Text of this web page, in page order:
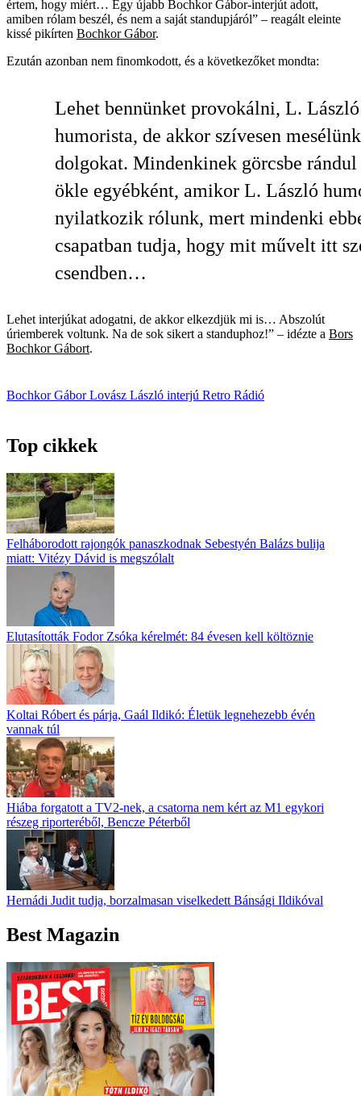
értem, hogy miért… Egy újabb Bochkor Gábor-interjút adott,
amiben rólam beszél, és nem a saját standupjáról” – reagált eleinte
kissé pikírten Bochkor Gábor.
Ezután azonban nem finomkodott, és a következőket mondta:
Lehet bennünket provokálni, L. László
humorista, de akkor szívesen mesélünk
dolgokat. Mindenkinek görcsbe rándul
ökle egyébként, amikor L. László
nyilatkozik rólunk, mert mindenki
csapatban tudja, hogy mit művelt itt
csendben…
Lehet interjúkat adogatni, de akkor elkezdjük mi is… Abszolút
úriemberek voltunk. Na de sok sikert a standuphoz!” – idézte a Bors
Bochkor Gábort.
Bochkor GáborLovász László interjú Retro Rádió
Top cikkek
Felháborodott rajongók panaszkodnak Sebestyén Balázs bulija
miatt: Vitézy Dávid is megszólalt
Elutasították Fodor Zsóka kérelmét: 84 évesen kell költöznie
Koltai Róbert és párja, Gaál Ildikó: Életük legnehezebb évén
vannak túl
Hiába forgatott a TV2-nek, a csatorna nem kért az M1 egykori
részeg riporteréből, Bencze Péterből
Hernádi Judit tudja, borzalmasan viselkedett Bánsági Ildikóval
Best Magazin